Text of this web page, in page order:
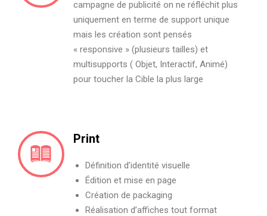
campagne de publicité on ne réfléchit plus
uniquement en terme de support unique
mais les création sont pensés
« responsive » (plusieurs tailles) et
multisupports ( Objet, Interactif, Animé)
pour toucher la Cible la plus large
Print
Définition d’identité visuelle
Édition et mise en page
Création de packaging
Réalisation d’affiches tout format